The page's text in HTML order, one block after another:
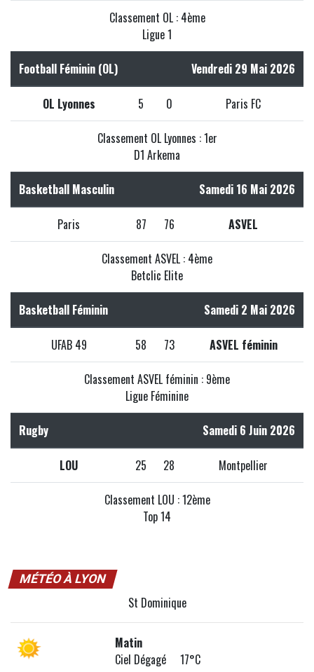
Classement OL : 4ème
Ligue 1
Football Féminin (OL) Vendredi 29 Mai 2026
OL Lyonnes 5 0 Paris FC
Classement OL Lyonnes : 1er
D1 Arkema
Basketball Masculin Samedi 16 Mai 2026
Paris 87 76 ASVEL
Classement ASVEL : 4ème
Betclic Elite
Basketball Féminin Samedi 2 Mai 2026
UFAB 49 58 73 ASVEL féminin
Classement ASVEL féminin : 9ème
Ligue Féminine
Rugby Samedi 6 Juin 2026
LOU 25 28 Montpellier
Classement LOU : 12ème
Top 14
MÉTÉO À LYON
St Dominique
Matin
Ciel Dégagé 17°C